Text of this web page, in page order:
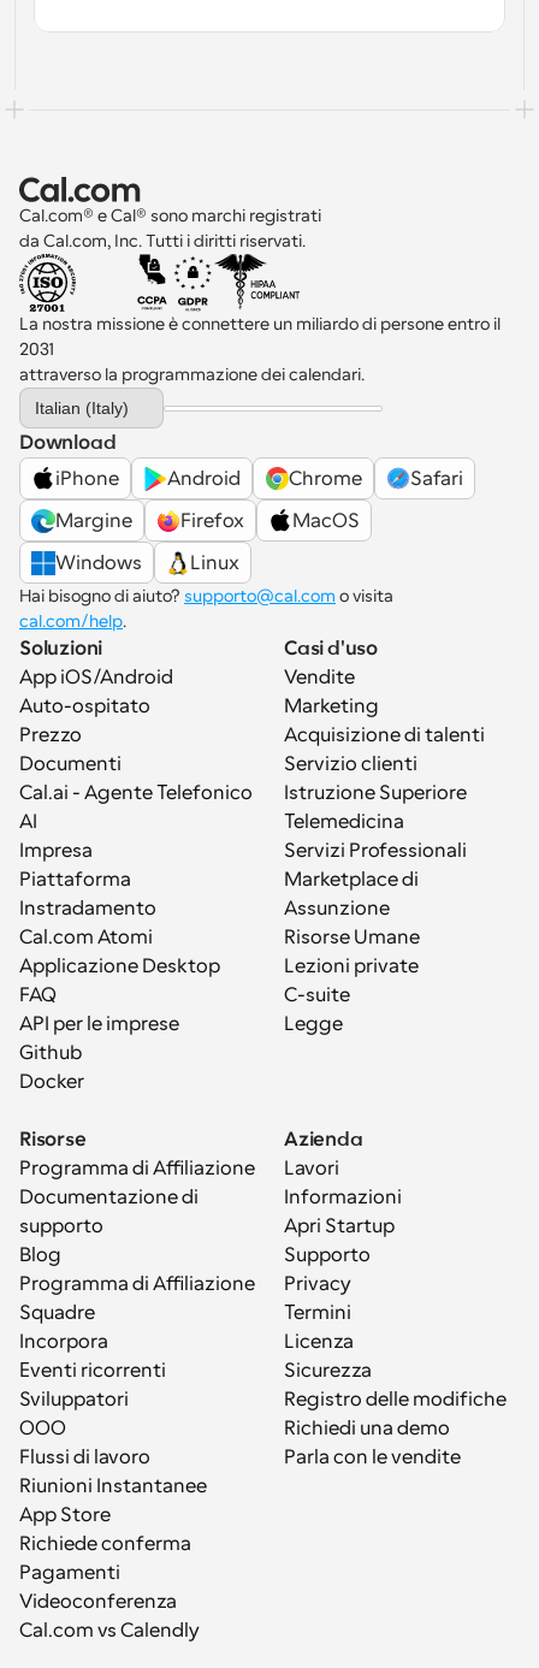
Cal.com® e Cal® sono marchi registrati
da Cal.com, Inc. Tutti i diritti riservati.
La nostra missione è connettere un miliardo di persone entro il
2031
attraverso la programmazione dei calendari.
Select Language
Italian (Italy)
Download
iPhone
Android Chrome
Safari
Margine
Firefox
MacOS
Windows
Linux
Hai bisogno di aiuto? supporto@cal.com
cal.com/help.
Soluzioni
App iOS/Android
Auto-ospitato
Prezzo
Documenti
Cal.ai - Agente Telefonico
AI
Impresa
Piattaforma
Instradamento
Cal.com Atomi
Applicazione Desktop
FAQ
API per le imprese
Github
Docker
Casi d'uso
Vendite
Marketing
Acquisizione di talenti
Servizio clienti
Istruzione Superiore
Telemedicina
Servizi Professionali
Marketplace di
Assunzione
Risorse Umane
Lezioni private
C-suite
Legge
Risorse
Programma di Affiliazione
Documentazione di
supporto
Blog
Programma di Affiliazione
Squadre
Incorpora
Eventi ricorrenti
Sviluppatori
OOO
Flussi di lavoro
Riunioni Instantanee
App Store
Richiede conferma
Pagamenti
Videoconferenza
Cal.com vs Calendly
Azienda
Lavori
Informazioni
Apri Startup
Supporto
Privacy
Termini
Licenza
Sicurezza
Registro delle modifiche
Richiedi una demo
Parla con le vendite